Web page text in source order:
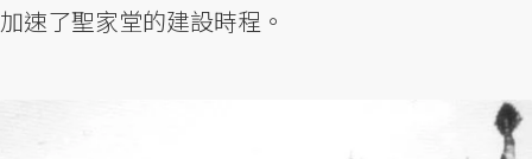
加速了聖家堂的建設時程。